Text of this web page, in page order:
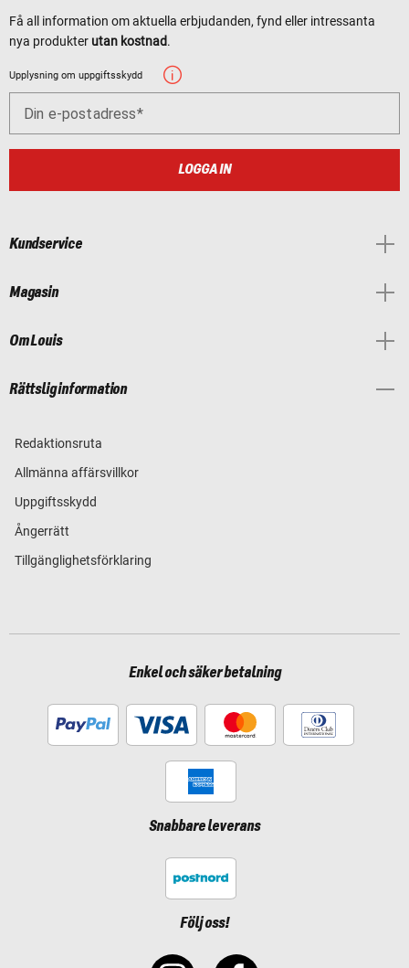
Få all information om aktuella erbjudanden, fynd eller intressanta
nya produkter utan kostnad.
Upplysning om uppgiftsskydd
Din e-postadress
LOGGA IN
Kundservice
Magasin
Om Louis
Rättslig information
Redaktionsruta
Allmänna affärsvillkor
Uppgiftsskydd
Ångerrätt
Tillgänglighetsförklaring
Enkel och säker betalning
Snabbare leverans
Följ oss!